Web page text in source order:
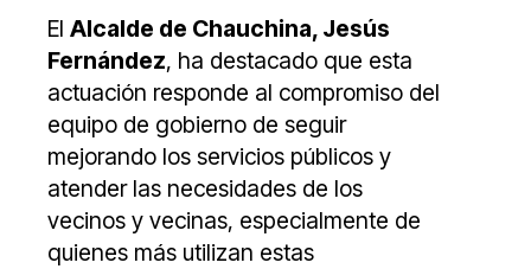
El Alcalde de Chauchina, Jesús
Fernández, ha destacado que esta
actuación responde al compromiso del
equipo de gobierno de seguir
mejorando los servicios públicos y
atender las necesidades de los
vecinos y vecinas, especialmente de
quienes más utilizan estas